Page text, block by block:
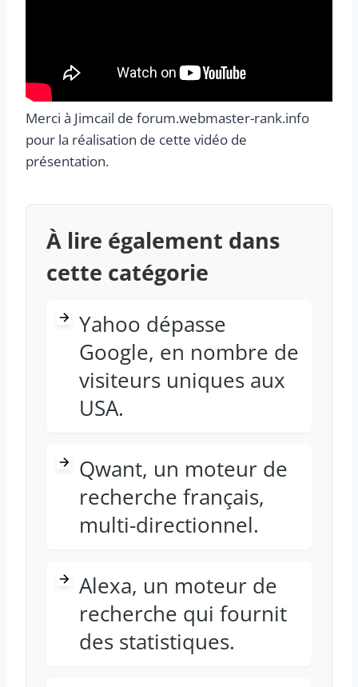
Merci à Jimcail de forum.webmaster-rank.info
pour la réalisation de cette vidéo de
présentation.
À lire également dans
cette catégorie
Yahoo dépasse
Google, en nombre de
visiteurs uniques aux
USA.
Qwant, un moteur de
recherche français,
multi-directionnel.
Alexa, un moteur de
recherche qui fournit
des statistiques.